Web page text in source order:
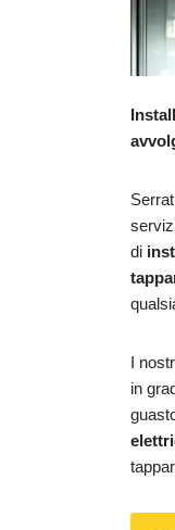
di
I
in